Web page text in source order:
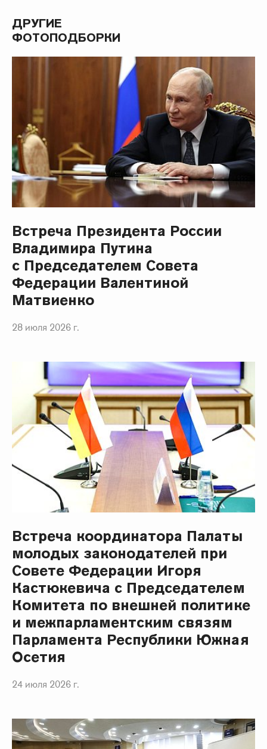
ДРУГИЕ
ФОТОПОДБОРКИ
Встреча Президента России
Владимира Путина
с Председателем Совета
Федерации Валентиной
Матвиенко
28 июля 2026 г.
Встреча координатора Палаты
молодых законодателей при
Совете Федерации Игоря
Кастюкевича с Председателем
Комитета по внешней политике
и межпарламентским связям
Парламента Республики Южная
Осетия
24 июля 2026 г.